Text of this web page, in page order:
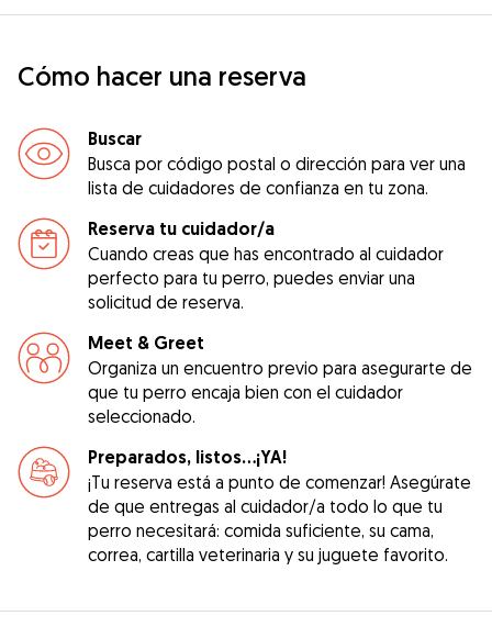
Cómo hacer una reserva
Buscar
Busca por código postal o dirección para ver una
lista de cuidadores de confianza en tu zona.
Reserva tu cuidador/a
Cuando creas que has encontrado al cuidador
perfecto para tu perro, puedes enviar una
solicitud de reserva.
Meet & Greet
Organiza un encuentro previo para asegurarte de
que tu perro encaja bien con el cuidador
seleccionado.
Preparados, listos...¡YA!
¡Tu reserva está a punto de comenzar! Asegúrate
de que entregas al cuidador/a todo lo que tu
perro necesitará: comida suficiente, su cama,
correa, cartilla veterinaria y su juguete favorito.